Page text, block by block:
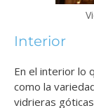
Interior
En el interior lo
como la
vidrieras